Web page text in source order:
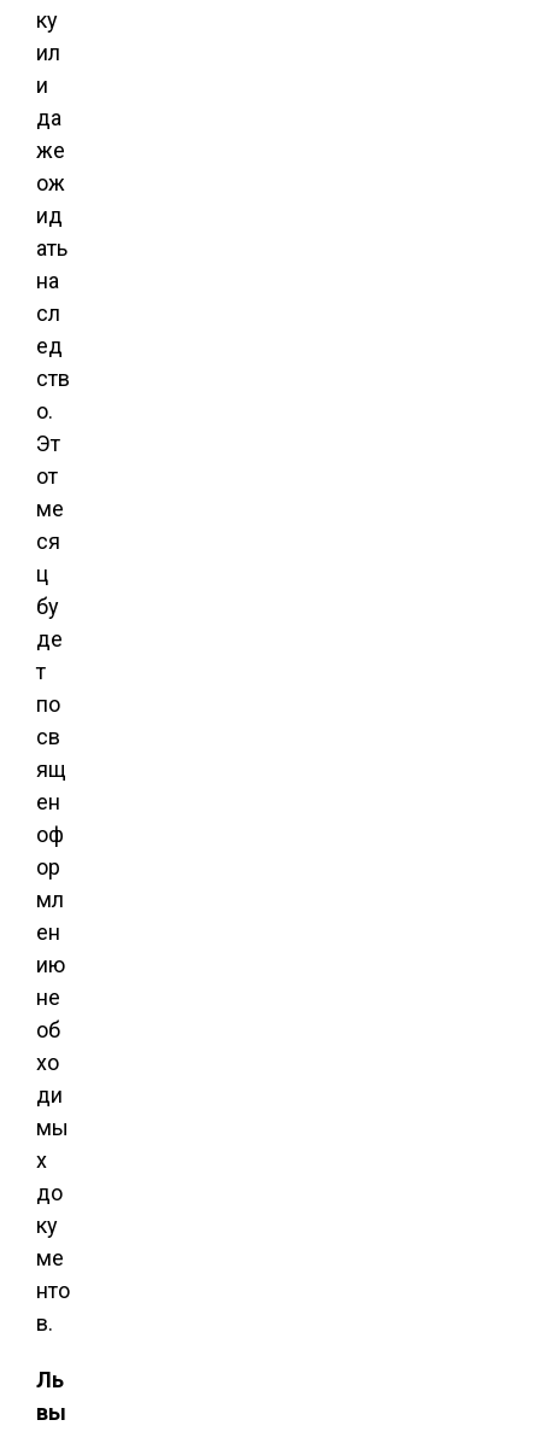
ку
ил
и
да
же
ож
ид
ать
на
сл
ед
ств
о.
Эт
от
ме
ся
ц
бу
де
т
по
св
ящ
ен
оф
ор
мл
ен
ию
не
об
хо
ди
мы
х
до
ку
ме
нто
в.
Ль
вы